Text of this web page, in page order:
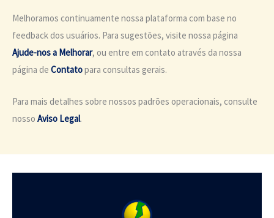
Melhoramos continuamente nossa plataforma com base no
feedback dos usuários. Para sugestões, visite nossa página
Ajude-nos a Melhorar, ou entre em contato através da nossa
página de Contatopara consultas gerais.
Para mais detalhes sobre nossos padrões operacionais, consulte
nosso Aviso Legal.